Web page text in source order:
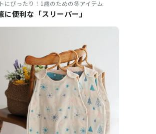
にぴったり！1歳のための冬アイテム
便利な「スリーパー」